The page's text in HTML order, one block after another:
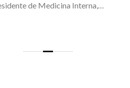
de Medicina Interna,…